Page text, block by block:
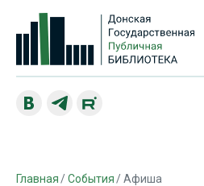
Главная События Афиша